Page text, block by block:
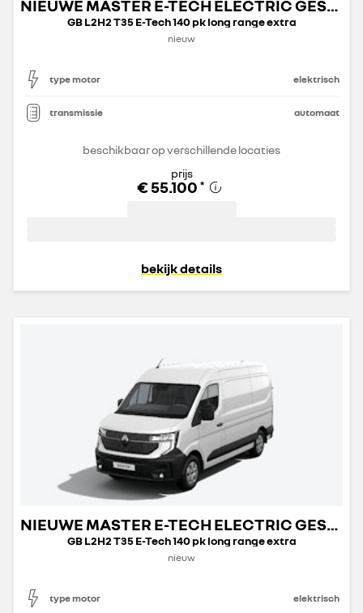
NIEUWE MASTER E-TECH ELECTRIC GESLOTEN TRANSPORT
GB L2H2 T35 E-Tech 140 pk long range extra
nieuw
type motor elektrisch
transmissie automaat
beschikbaar op verschillende locaties
prijs
€ 55.100 *
bekijk details
NIEUWE MASTER E-TECH ELECTRIC GESLOTEN TRANSPORT
GB L2H2 T35 E-Tech 140 pk long range extra
nieuw
type motor elektrisch